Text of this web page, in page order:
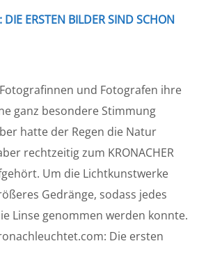
DIE ERSTEN BILDER SIND SCHON
und Fotografen ihre
ganz besondere Stimmung
hatte der Regen die Natur
rechtzeitig zum KRONACHER
Um die Lichtkunstwerke
Gedränge, sodass jedes
Linse genommen werden konnte.
Die ersten